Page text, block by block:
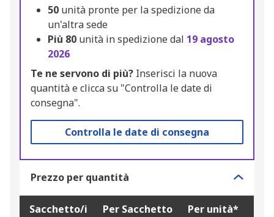
50 unità pronte per la spedizione da
un'altra sede
Più 80 unità in spedizione dal 19 agosto
2026
Te ne servono di più? Inserisci la nuova
quantità e clicca su "Controlla le date di
consegna".
Controlla le date di consegna
Prezzo per quantità
Sacchetto/i Per Sacchetto Per unità*